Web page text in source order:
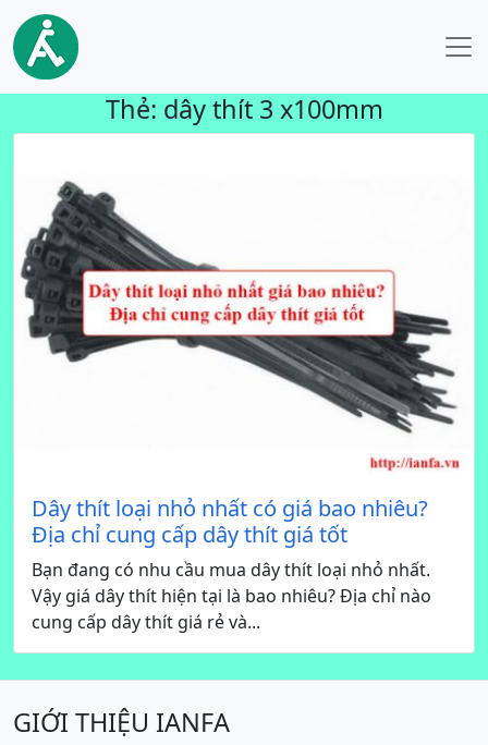
Thẻ: dây thít 3 x100mm
Dây thít loại nhỏ nhất có giá bao nhiêu?
Địa chỉ cung cấp dây thít giá tốt
Bạn đang có nhu cầu mua dây thít loại nhỏ nhất.
Vậy giá dây thít hiện tại là bao nhiêu? Địa chỉ nào
cung cấp dây thít giá rẻ và...
GIỚI THIỆU IANFA